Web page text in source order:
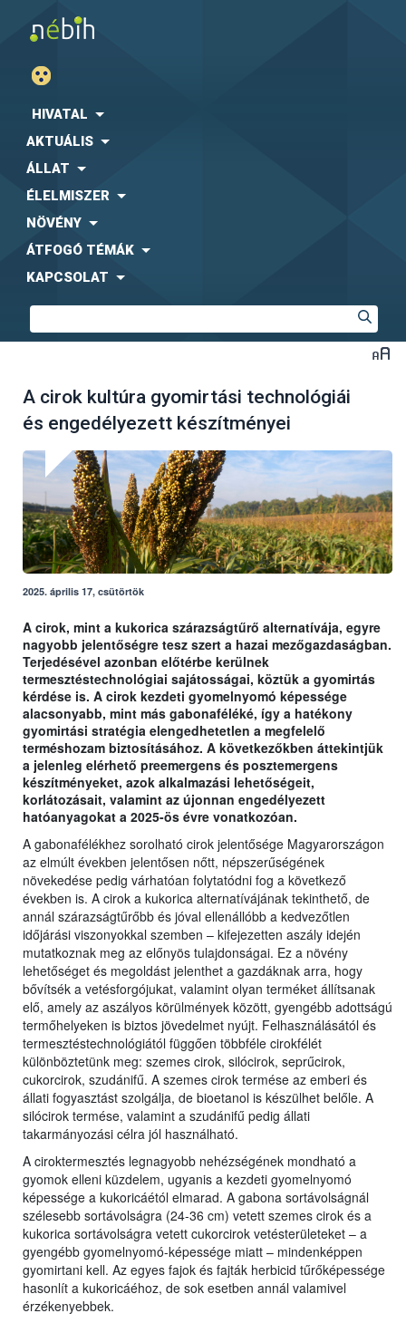
HIVATAL
AKTUÁLIS
ÁLLAT
ÉLELMISZER
NÖVÉNY
ÁTFOGÓ TÉMÁK
KAPCSOLAT
A cirok kultúra gyomirtási technológiái
és engedélyezett készítményei
2025. április 17, csütörtök
A cirok, mint a kukorica szárazságtűrő alternatívája, egyre
nagyobb jelentőségre tesz szert a hazai mezőgazdaságban.
Terjedésével azonban előtérbe kerülnek
termesztéstechnológiai sajátosságai, köztük a gyomirtás
kérdése is. A cirok kezdeti gyomelnyomó képessége
alacsonyabb, mint más gabonaféléké, így a hatékony
gyomirtási stratégia elengedhetetlen a megfelelő
terméshozam biztosításához. A következőkben áttekintjük
a jelenleg elérhető preemergens és posztemergens
készítményeket, azok alkalmazási lehetőségeit,
korlátozásait, valamint az újonnan engedélyezett
hatóanyagokat a 2025-ös évre vonatkozóan.
A gabonafélékhez sorolható cirok jelentősége Magyarországon
az elmúlt években jelentősen nőtt, népszerűségének
növekedése pedig várhatóan folytatódni fog a következő
években is. A cirok a kukorica alternatívájának tekinthető, de
annál szárazságtűrőbb és jóval ellenállóbb a kedvezőtlen
időjárási viszonyokkal szemben – kifejezetten aszály idején
mutatkoznak meg az előnyös tulajdonságai. Ez a növény
lehetőséget és megoldást jelenthet a gazdáknak arra, hogy
bővítsék a vetésforgójukat, valamint olyan terméket állítsanak
elő, amely az aszályos körülmények között, gyengébb adottságú
termőhelyeken is biztos jövedelmet nyújt. Felhasználásától és
termesztéstechnológiától függően többféle cirokfélét
különböztetünk meg: szemes cirok, silócirok, seprűcirok,
cukorcirok, szudánifű. A szemes cirok termése az emberi és
állati fogyasztást szolgálja, de bioetanol is készülhet belőle. A
silócirok termése, valamint a szudánifű pedig állati
takarmányozási célra jól használható.
A ciroktermesztés legnagyobb nehézségének mondható a
gyomok elleni küzdelem, ugyanis a kezdeti gyomelnyomó
képessége a kukoricáétól elmarad. A gabona sortávolságnál
szélesebb sortávolságra (24-36 cm) vetett szemes cirok és a
kukorica sortávolságra vetett cukorcirok vetésterületeket – a
gyengébb gyomelnyomó-képessége miatt – mindenképpen
gyomirtani kell. Az egyes fajok és fajták herbicid tűrőképessége
hasonlít a kukoricáéhoz, de sok esetben annál valamivel
érzékenyebbek.